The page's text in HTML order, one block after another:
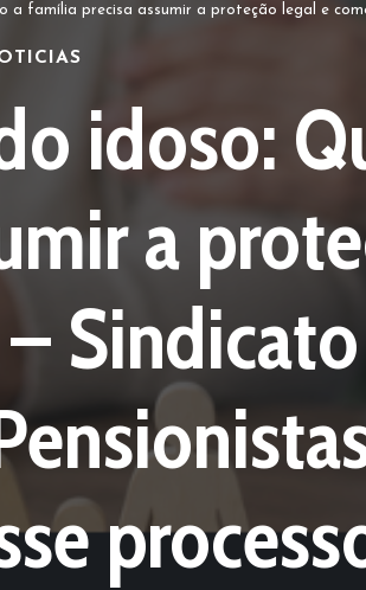
a proteção legal e como o Sindnapi – Sindicato Nacional dos
idoso:
a